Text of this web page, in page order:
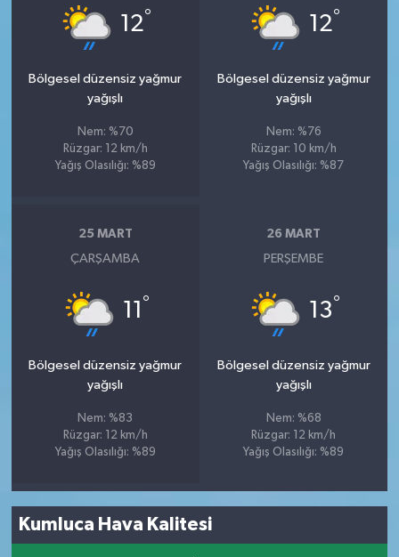
12°
Bölgesel düzensiz yağmur
yağışlı
Nem: %70
Rüzgar: 12 km/h
Yağış Olasılığı: %89
12°
Bölgesel düzensiz yağmur
yağışlı
Nem: %76
Rüzgar: 10 km/h
Yağış Olasılığı: %87
25 MART
ÇARŞAMBA
11 °
Bölgesel düzensiz yağmur
yağışlı
Nem: %83
Rüzgar: 12 km/h
Yağış Olasılığı: %89
26 MART
PERŞEMBE
13°
Bölgesel düzensiz yağmur
yağışlı
Nem: %68
Rüzgar: 12 km/h
Yağış Olasılığı: %89
Kumluca Hava Kalitesi